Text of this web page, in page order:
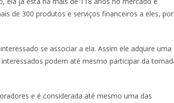
de 300 produtos e serviços financeiros a eles, por
se associar a ela. Assim ele adquire uma
podem até mesmo participar da
e é considerada até mesmo uma das